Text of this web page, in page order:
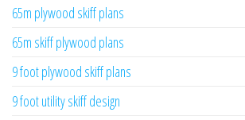
65m plywood skiff plans
65m skiff plywood plans
9 foot plywood skiff plans
9 foot utility skiff design